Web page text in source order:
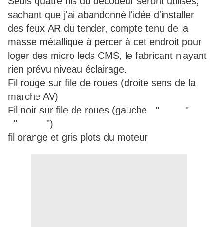
sachant que j'ai abandonné l'idée d'installer
des feux AR du tender, compte tenu de la
masse métallique à percer à cet endroit pour
loger des micro leds CMS, le fabricant n'ayant
rien prévu niveau éclairage.
Fil rouge sur file de roues (droite sens de la
marche AV)
Fil noir sur file de roues (gauche " "
" ")
fil orange et gris plots du moteur